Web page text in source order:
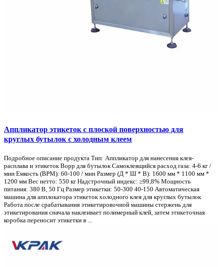
Аппликатор этикеток с плоской поверхностью для
круглых бутылок с холодным клеем
Подробное описание продукта Тип: Аппликатор для нанесения клея-
расплава и этикеток Bopp для бутылок Самоклеящийся расход газа: 4-6 кг /
мин Емкость (BPM): 60-100 / мин Размер (Д * Ш * В): 1600 мм * 1100 мм *
1200 мм Вес нетто: 550 кг Надстрочный индекс: ≥99,8% Мощность
питания: 380 В, 50 Гц Размер этикетки: 50-300 40-150 Автоматическая
машина для апплокатора этикеток холодного клея для круглых бутылок
Работа после срабатывания этикетировочной машины стержень для
этикетирования сначала наклеивает полимерный клей, затем этикеточная
коробка переносит этикетки в ...